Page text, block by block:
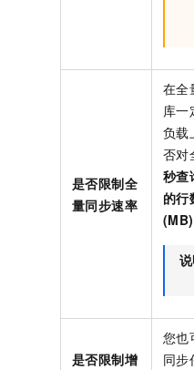
是否限制全
量同步速率
在全
库一
负载
否对
秒查
的行
是否限制增
您也
同步